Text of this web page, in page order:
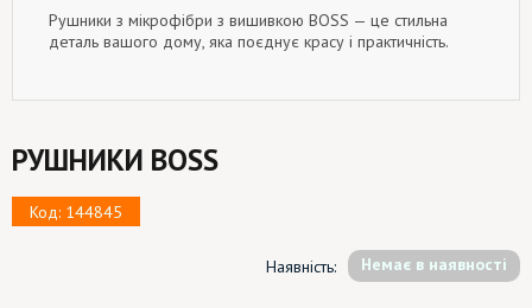
Рушники з мікрофібри з вишивкою BOSS — це стильна
деталь вашого дому, яка поєднує красу і практичність.
РУШНИКИ BOSS
Код: 144845
Наявність: Немає в наявності